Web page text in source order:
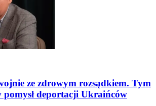
ze zdrowym rozsądkiem. Tym
pomysł deportacji Ukraińców